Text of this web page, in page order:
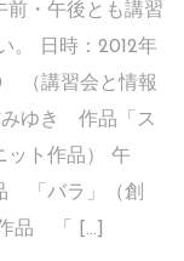
前・午後とも講習
。 日時：2012年
講習会と情報
みゆき 作品「ス
ット作品） 午
「バラ」（創
品 「 […]